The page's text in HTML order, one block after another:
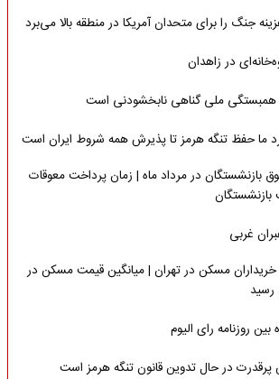
جنگ را برای متحدان آمریکا در منطقه بالا می‌برد
در زاهدان
همبستگی ملی گناهی نابخشودنی است
ما حفظ تنگه هرمز تا پذیرش همه شروط ایران است
بازنشستگان در مرداد ماه | زمان پرداخت معوقات
بازنشستگان
غربی
خریداران مسکن در تهران | میانگین قیمت مسکن در
رسید
روزنامه رای الیوم
در حال تدوین قانون تنگه هرمز است